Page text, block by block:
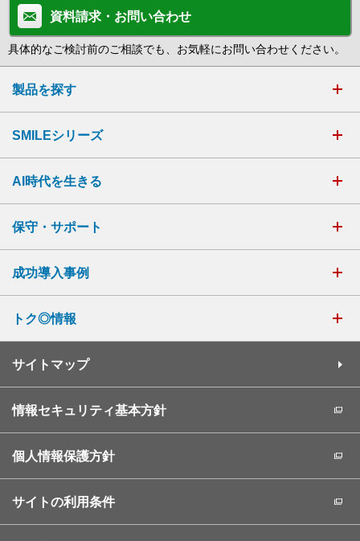
資料請求・お問い合わせ
具体的なご検討前のご相談でも、お気軽にお問い合わせください。
製品を探す
SMILEシリーズ
AI時代を生きる
保守・サポート
成功導入事例
トク◎情報
サイトマップ
情報セキュリティ基本方針
個人情報保護方針
サイトの利用条件